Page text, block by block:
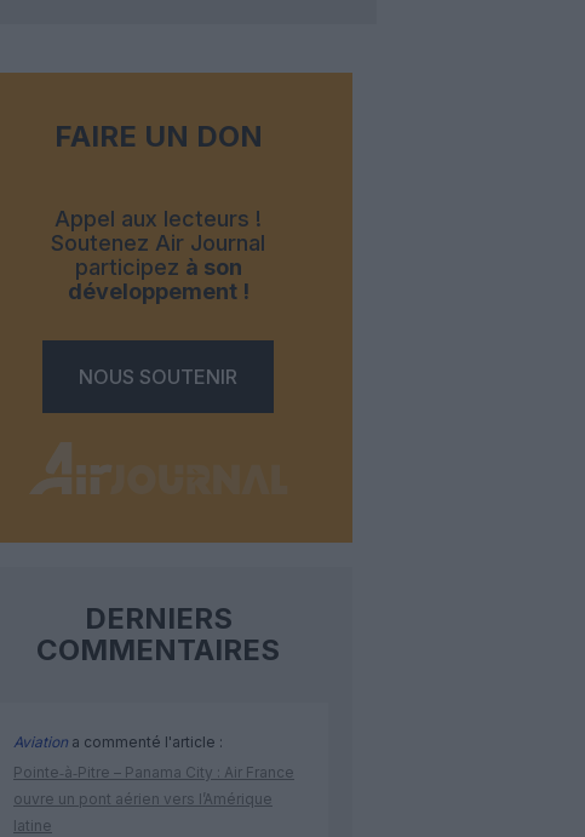
FAIRE UN DON
Appel aux lecteurs !
Soutenez Air Journal
participez à son
développement !
NOUS SOUTENIR
DERNIERS
COMMENTAIRES
Aviation a commenté l'article :
Pointe‑à‑Pitre – Panama City : Air France
ouvre un pont aérien vers l’Amérique
latine